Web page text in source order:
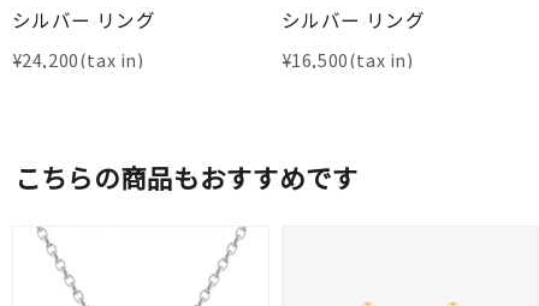
シルバー リング
¥24,200
シルバー リング
¥16,500
こちらの商品もおすすめです